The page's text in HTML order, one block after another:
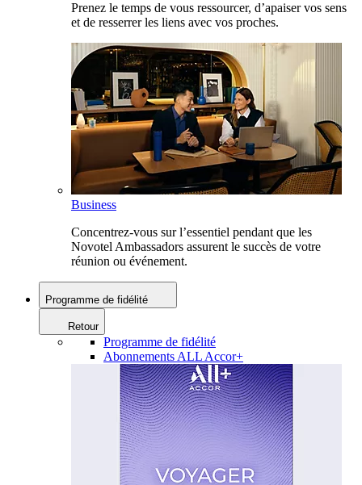
Prenez le temps de vous ressourcer, d’apaiser vos sens
et de resserrer les liens avec vos proches.
Business
Concentrez-vous sur l’essentiel pendant que les
Novotel Ambassadors assurent le succès de votre
réunion ou événement.
Programme de fidélité
Retour
Programme de fidélité
Abonnements ALL Accor+